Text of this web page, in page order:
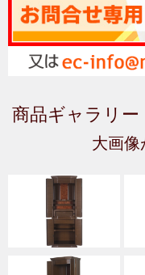
商品ギャラリー
大画像